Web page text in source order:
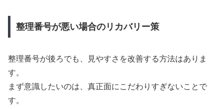
整理番号が悪い場合のリカバリー策
整理番号が後ろでも、見やすさを改善する方法はありま
す。
まず意識したいのは、真正面にこだわりすぎないことで
す。